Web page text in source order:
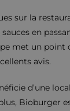
sur la
en
met un
avis.
d’une
Bioburger